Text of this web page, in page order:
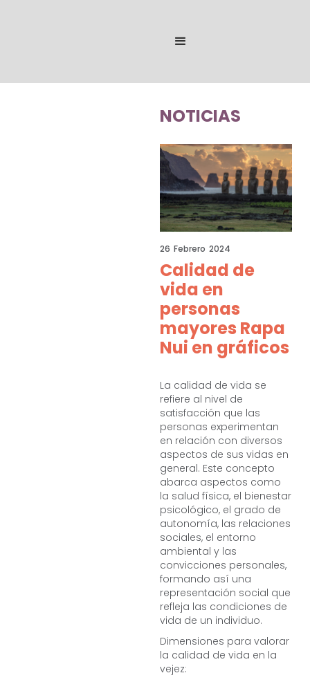
NOTICIAS
26 Febrero 2024
Calidad de
vida en
personas
mayores Rapa
Nui en gráficos
La calidad de vida se
refiere al nivel de
satisfacción que las
personas experimentan
en relación con diversos
aspectos de sus vidas en
general. Este concepto
abarca aspectos como
la salud física, el bienestar
psicológico, el grado de
autonomía, las relaciones
sociales, el entorno
ambiental y las
convicciones personales,
formando así una
representación social que
refleja las condiciones de
vida de un individuo.
Dimensiones para valorar
la calidad de vida en la
vejez: